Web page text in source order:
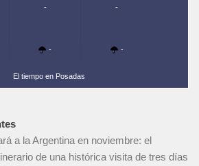
-
-
-
-
El tiempo en Posadas
a la Argentina en noviembre: el
de una histórica visita de tres días